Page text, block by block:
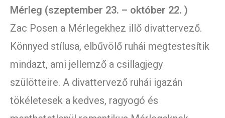
Mérleg (szeptember 23. – október 22. )
Zac Posen a Mérlegekhez illő divattervező.
Könnyed stílusa, elbűvölő ruhái megtestesítik
mindazt, ami jellemző a csillagjegy
szülötteire. A divattervező ruhái igazán
tökéletesek a kedves, ragyogó és